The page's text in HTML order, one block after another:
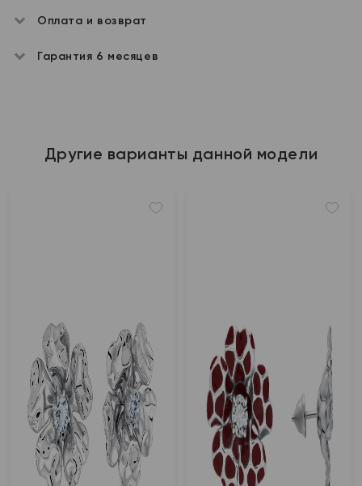
Оплата и возврат
Гарантия 6 месяцев
Другие варианты данной модели